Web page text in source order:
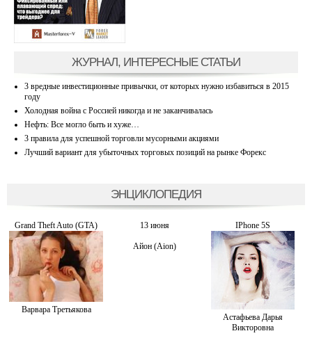
ЖУРНАЛ, ИНТЕРЕСНЫЕ СТАТЬИ
3 вредные инвестиционные привычки, от которых нужно избавиться в 2015
году
Холодная война с Россией никогда и не заканчивалась
Нефть: Все могло быть и хуже…
3 правила для успешной торговли мусорными акциями
Лучший вариант для убыточных торговых позиций на рынке Форекс
ЭНЦИКЛОПЕДИЯ
Grand Theft Auto (GTA) 13 июня IPhone 5S
Варвара Третьякова
Айон (Aion)
Астафьева Дарья
Викторовна